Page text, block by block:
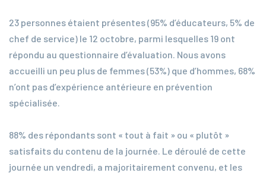
23 personnes étaient présentes (95% d’éducateurs, 5% de
chef de service) le 12 octobre, parmi lesquelles 19 ont
répondu au questionnaire d’évaluation. Nous avons
accueilli un peu plus de femmes (53%) que d’hommes, 68%
n’ont pas d’expérience antérieure en prévention
spécialisée.
88% des répondants sont « tout à fait » ou « plutôt »
satisfaits du contenu de la journée. Le déroulé de cette
journée un vendredi, a majoritairement convenu, et les